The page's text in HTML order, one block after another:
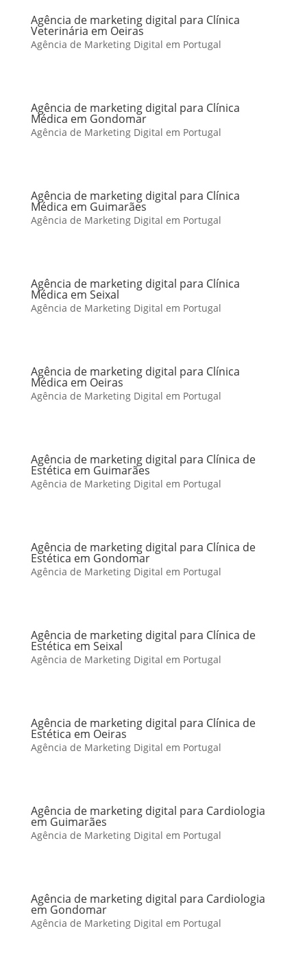
Agência de marketing digital para Clínica
Veterinária em Oeiras
Agência de Marketing Digital em Portugal
Agência de marketing digital para Clínica
Médica em Gondomar
Agência de Marketing Digital em Portugal
Agência de marketing digital para Clínica
Médica em Guimarães
Agência de Marketing Digital em Portugal
Agência de marketing digital para Clínica
Médica em Seixal
Agência de Marketing Digital em Portugal
Agência de marketing digital para Clínica
Médica em Oeiras
Agência de Marketing Digital em Portugal
Agência de marketing digital para Clínica de
Estética em Guimarães
Agência de Marketing Digital em Portugal
Agência de marketing digital para Clínica de
Estética em Gondomar
Agência de Marketing Digital em Portugal
Agência de marketing digital para Clínica de
Estética em Seixal
Agência de Marketing Digital em Portugal
Agência de marketing digital para Clínica de
Estética em Oeiras
Agência de Marketing Digital em Portugal
Agência de marketing digital para Cardiologia
em Guimarães
Agência de Marketing Digital em Portugal
Agência de marketing digital para Cardiologia
em Gondomar
Agência de Marketing Digital em Portugal